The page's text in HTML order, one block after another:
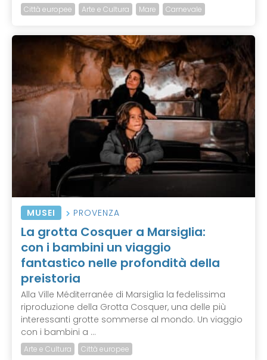
Città europee Arte e Cultura Mare Carnevale
MUSEI PROVENZA
La grotta Cosquer a Marsiglia:
con i bambini un viaggio
fantastico nelle profondità della
preistoria
Alla Ville Méditerranée di Marsiglia la fedelissima
riproduzione della Grotta Cosquer, una delle più
interessanti grotte sommerse al mondo. Un viaggio
con i bambini a ...
Arte e Cultura Città europee